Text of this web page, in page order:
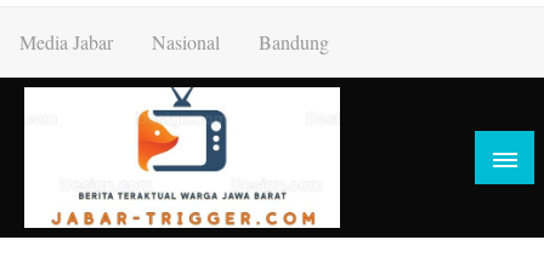
content
Media Jabar Nasional Bandung